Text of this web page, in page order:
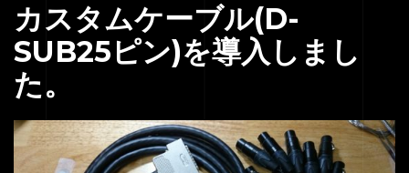
カスタムケーブル(D-
SUB25ピン)を導入しまし
た。